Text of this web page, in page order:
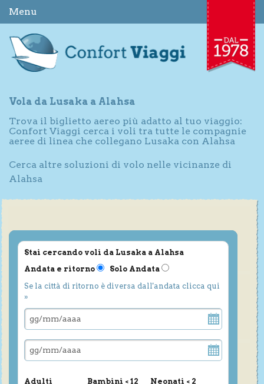
Menu
Vola da Lusaka a Alahsa
Trova il biglietto aereo più adatto al tuo viaggio:
Confort Viaggi cerca i voli tra tutte le compagnie
aeree di linea che collegano Lusaka con Alahsa
Cerca altre soluzioni di volo nelle vicinanze di
Alahsa
Stai cercando voli da Lusaka a Alahsa
Andata e ritorno
Solo Andata
Se la città di ritorno è diversa dall'andata clicca qui
»
Adulti Bambini < 12 Neonati < 2